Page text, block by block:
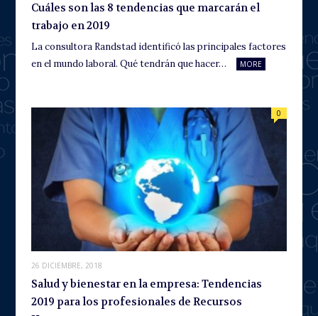
Cuáles son las 8 tendencias que marcarán el
trabajo en 2019
La consultora Randstad identificó las principales factores
en el mundo laboral. Qué tendrán que hacer…
MORE
26 DICIEMBRE, 2018
0
Salud y bienestar en la empresa: Tendencias
2019 para los profesionales de Recursos